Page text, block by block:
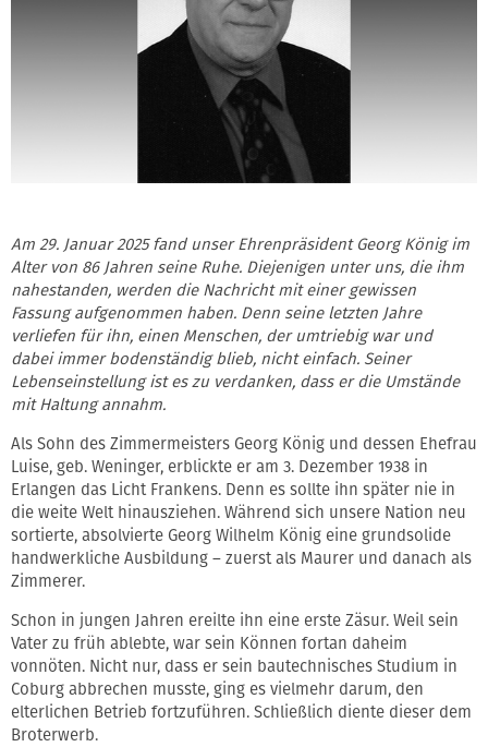
Am 29. Januar 2025 fand unser Ehrenpräsident Georg König im
Alter von 86 Jahren seine Ruhe. Diejenigen unter uns, die ihm
nahestanden, werden die Nachricht mit einer gewissen
Fassung aufgenommen haben. Denn seine letzten Jahre
verliefen für ihn, einen Menschen, der umtriebig war und
dabei immer bodenständig blieb, nicht einfach. Seiner
Lebenseinstellung ist es zu verdanken, dass er die Umstände
mit Haltung annahm.
Als Sohn des Zimmermeisters Georg König und dessen Ehefrau
Luise, geb. Weninger, erblickte er am 3. Dezember 1938 in
Erlangen das Licht Frankens. Denn es sollte ihn später nie in
die weite Welt hinausziehen. Während sich unsere Nation neu
sortierte, absolvierte Georg Wilhelm König eine grundsolide
handwerkliche Ausbildung – zuerst als Maurer und danach als
Zimmerer.
Schon in jungen Jahren ereilte ihn eine erste Zäsur. Weil sein
Vater zu früh ablebte, war sein Können fortan daheim
vonnöten. Nicht nur, dass er sein bautechnisches Studium in
Coburg abbrechen musste, ging es vielmehr darum, den
elterlichen Betrieb fortzuführen. Schließlich diente dieser dem
Broterwerb.